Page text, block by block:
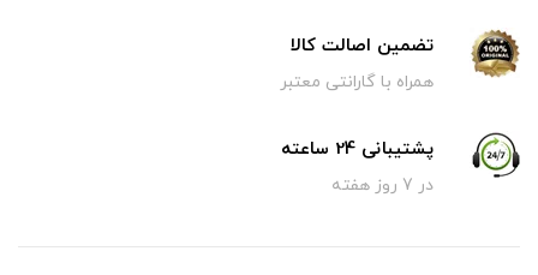
تضمین اصالت کالا
همراه با گارانتی معتبر
پشتیبانی 24 ساعته
در 7 روز هفته